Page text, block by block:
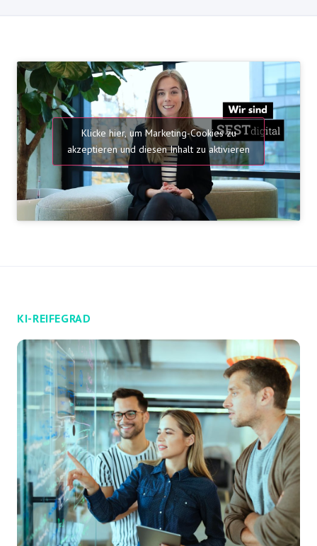
Klicke hier, um Marketing-Cookies zu
akzeptieren und diesen Inhalt zu aktivieren
KI-REIFEGRAD